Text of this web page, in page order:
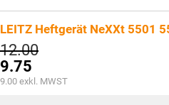
LEITZ Heftgerät NeXXt 5501
12.00Ursprünglicher
war:
CHF12.00
9.75
Aktueller
9.00 exkl. MWST